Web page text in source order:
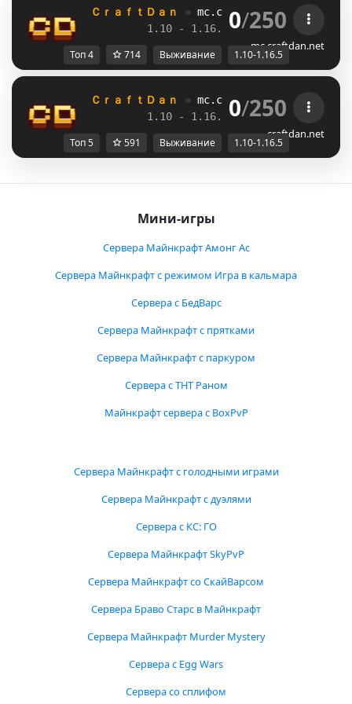
ＣｒａｆｔＤａｎ » mc.craftdan.net //
1.10 - 1.16.5 //
0/250
mc.craftdan.net
Топ 4 714 Выживание 1.10-1.16.5
ＣｒａｆｔＤａｎ » mc.craftdan.net //
1.10 - 1.16.5 //
0/250
craftdan.net
Топ 5 591 Выживание 1.10-1.16.5
Мини-игры
Сервера Майнкрафт Амонг Ас
Сервера Майнкрафт с режимом Игра в кальмара
Сервера с БедВарс
Сервера Майнкрафт с прятками
Сервера Майнкрафт с паркуром
Сервера с ТНТ Раном
Майнкрафт сервера с BoxPvP
Сервера Майнкрафт с голодными играми
Сервера Майнкрафт с дуэлями
Сервера с КС: ГО
Сервера Майнкрафт SkyPvP
Сервера Майнкрафт со СкайВарсом
Сервера Браво Старс в Майнкрафт
Сервера Майнкрафт Murder Mystery
Сервера с Egg Wars
Сервера со сплифом